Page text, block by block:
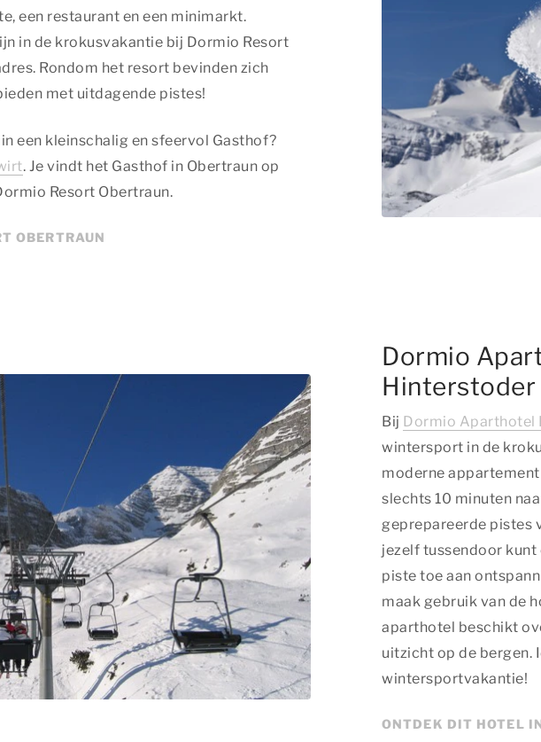
een restaurant en een minimarkt.
in de krokusvakantie bij Dormio Resort
Rondom het resort bevinden zich
met uitdagende pistes!
een kleinschalig en sfeervol Gasthof?
. Je vindt het Gasthof in Obertraun op
Resort Obertraun.
OBERTRAUN
Dormio
Hinterstoder
Bij Dormio Aparthotel
wintersport in de
moderne
slechts 10 minuten
geprepareerde pistes
jezelf tussendoor kunt
piste toe aan
maak gebruik van de
aparthotel beschikt
uitzicht op de bergen.
wintersportvakantie!
ONTDEK DIT HOTEL